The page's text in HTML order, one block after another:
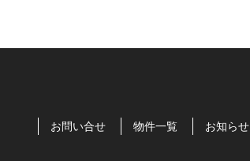
お問い合せ 物件一覧 お知らせ